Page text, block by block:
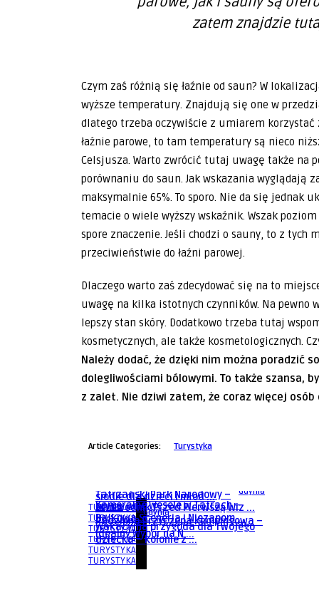
zatem znajdzie
Czym zaś różnią się łaźnie od saun? W
wyższe temperatury. Znajdują się one w
dlatego trzeba oczywiście z umiarem korzystać
łaźnie parowe, to tam temperatury są nieco
Celsjusza. Warto zwrócić tutaj uwagę także na
porównaniu do saun. Jak wskazania wyglądają
maksymalnie 65%. To sporo. Nie da się jednak
temacie o wiele wyższy wskaźnik. Wszak
spore znaczenie. Jeśli chodzi o sauny, to z tych
przeciwieństwie do łaźni parowej.
Dlaczego warto zaś zdecydować się na to
uwagę na kilka istotnych czynników. Na
lepszy stan skóry. Dodatkowo trzeba tutaj
kosmetycznych, ale także kosmetologicznych.
Należy dodać, że dzięki nim można poradzić
dolegliwościami bólowymi. To także szansa,
z zalet. Nie dziwi zatem, że coraz więcej osób
Article Categories: Turystyka
TURYSTYKA
TURYSTYKA
siodle dla dzieci i młod ...
TURYSTYKA
Tatrzański Park Narodowy –
Przewodnik Przed Pierwszą Wiz ...
TURYSTYKA
Gdynia
Kameralne Wesele w Tatrach –
Bajkowa Sceneria i Niezapom ...
TURYSTYKA
Gdynia
Rodzinna Przyczepa Kempingowa –
Idealny Wybór na N ...
TURYSTYKA
Gdynia
Wakacyjna przygoda dla Twojego
dziecka – kolonie z ...